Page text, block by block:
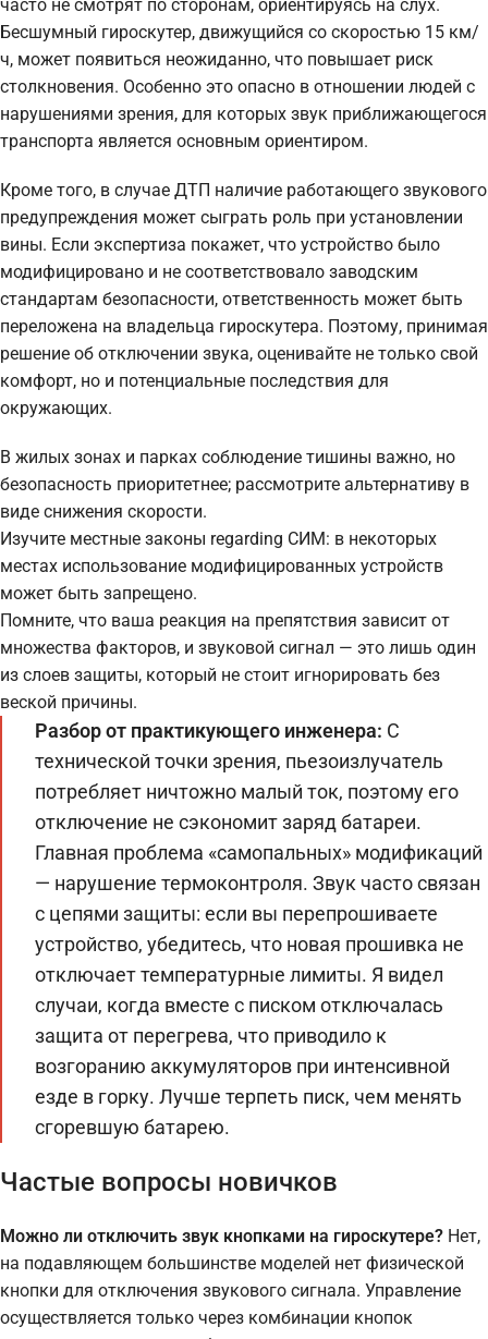
часто не смотрят по сторонам, ориентируясь на слух.
Бесшумный гироскутер, движущийся со скоростью 15 км/
ч, может появиться неожиданно, что повышает риск
столкновения. Особенно это опасно в отношении людей с
нарушениями зрения, для которых звук приближающегося
транспорта является основным ориентиром.
Кроме того, в случае ДТП наличие работающего звукового
предупреждения может сыграть роль при установлении
вины. Если экспертиза покажет, что устройство было
модифицировано и не соответствовало заводским
стандартам безопасности, ответственность может быть
переложена на владельца гироскутера. Поэтому, принимая
решение об отключении звука, оценивайте не только свой
комфорт, но и потенциальные последствия для
окружающих.
В жилых зонах и парках соблюдение тишины важно, но
безопасность приоритетнее; рассмотрите альтернативу в
виде снижения скорости.
Изучите местные законы regarding СИМ: в некоторых
местах использование модифицированных устройств
может быть запрещено.
Помните, что ваша реакция на препятствия зависит от
множества факторов, и звуковой сигнал — это лишь один
из слоев защиты, который не стоит игнорировать без
веской причины.
Разбор от практикующего инженера: С
технической точки зрения, пьезоизлучатель
потребляет ничтожно малый ток, поэтому его
отключение не сэкономит заряд батареи.
Главная проблема «самопальных» модификаций
— нарушение термоконтроля. Звук часто связан
с цепями защиты: если вы перепрошиваете
устройство, убедитесь, что новая прошивка не
отключает температурные лимиты. Я видел
случаи, когда вместе с писком отключалась
защита от перегрева, что приводило к
возгоранию аккумуляторов при интенсивной
езде в горку. Лучше терпеть писк, чем менять
сгоревшую батарею.
Частые вопросы новичков
Можно ли отключить звук кнопками на гироскутере? Нет,
на подавляющем большинстве моделей нет физической
кнопки для отключения звукового сигнала. Управление
осуществляется только через комбинации кнопок